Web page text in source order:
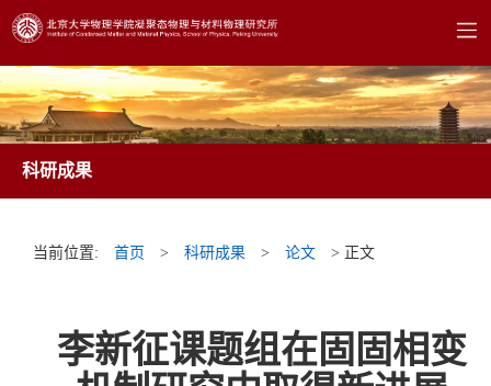
科研成果
当前位置: 首页 > 科研成果 > 论文 > 正文
李新征课题组在固固相变